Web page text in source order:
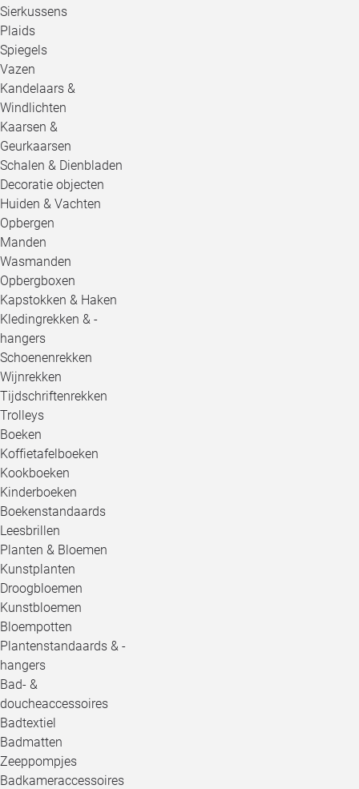
Sierkussens
Plaids
Spiegels
Vazen
Kandelaars &
Windlichten
Kaarsen &
Geurkaarsen
Schalen & Dienbladen
Decoratie objecten
Huiden & Vachten
Opbergen
Manden
Wasmanden
Opbergboxen
Kapstokken & Haken
Kledingrekken & -
hangers
Schoenenrekken
Wijnrekken
Tijdschriftenrekken
Trolleys
Boeken
Koffietafelboeken
Kookboeken
Kinderboeken
Boekenstandaards
Leesbrillen
Planten & Bloemen
Kunstplanten
Droogbloemen
Kunstbloemen
Bloempotten
Plantenstandaards & -
hangers
Bad- &
doucheaccessoires
Badtextiel
Badmatten
Zeeppompjes
Badkameraccessoires